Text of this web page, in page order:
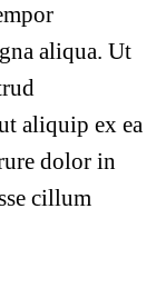
aliqua. Ut
aliquip ex ea
dolor in
cillum